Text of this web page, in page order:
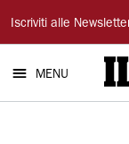
Il
Tirreno
Iscriviti alle
MENU